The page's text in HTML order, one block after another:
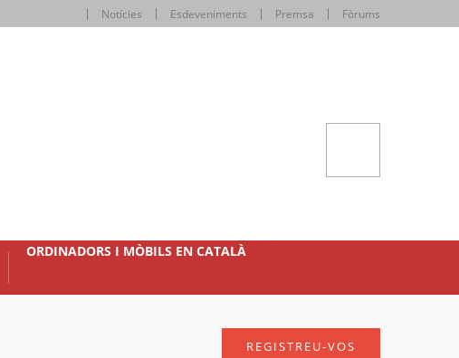
Notícies Esdeveniments Premsa Fòrums
ORDINADORS I MÒBILS EN CATALÀ
REGISTREU-VOS